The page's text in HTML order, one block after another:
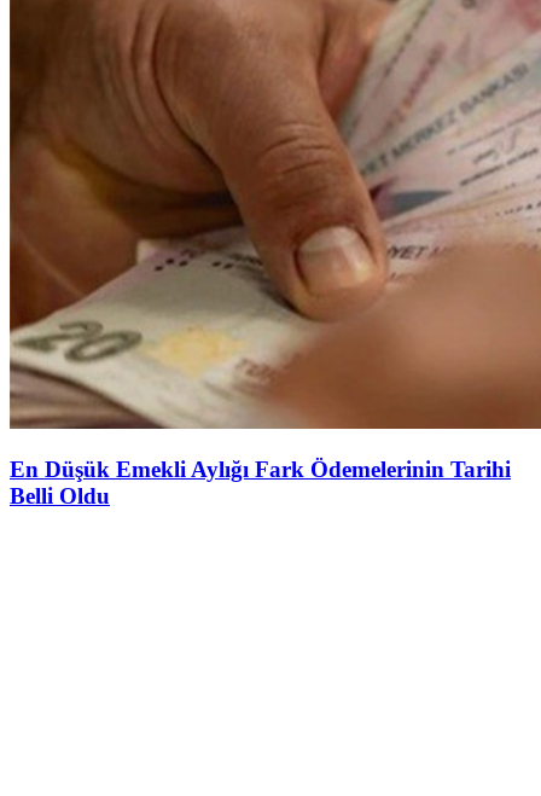
En Düşük Emekli Aylığı Fark Ödemelerinin Tarihi
Belli Oldu